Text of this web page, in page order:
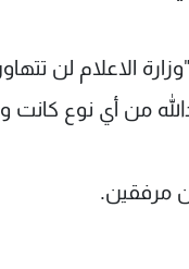
الاعلام لن
من أي نوع كانت
مرفقين.